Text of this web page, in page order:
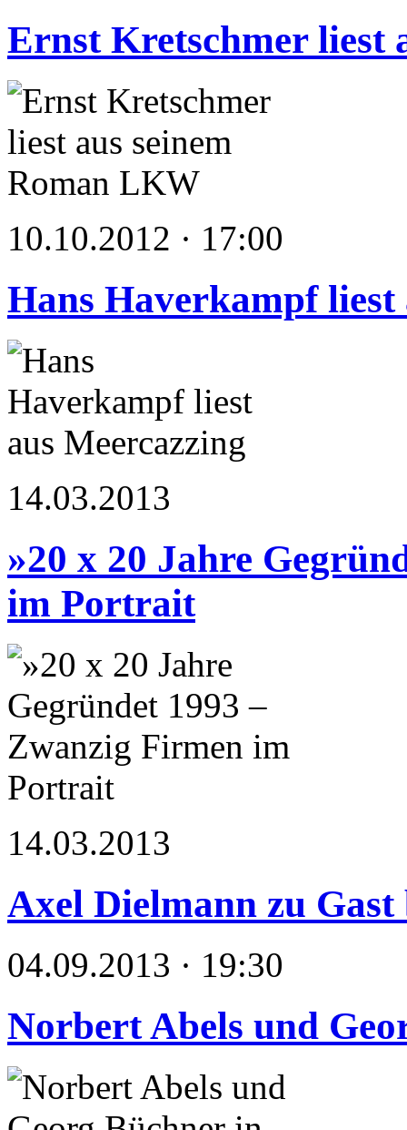
Ernst Kretschmer liest
10.10.2012 · 17:00
Hans Haverkampf liest
14.03.2013
»20 x 20 Jahre
im Portrait
14.03.2013
Axel Dielmann zu
04.09.2013 · 19:30
Norbert Abels und